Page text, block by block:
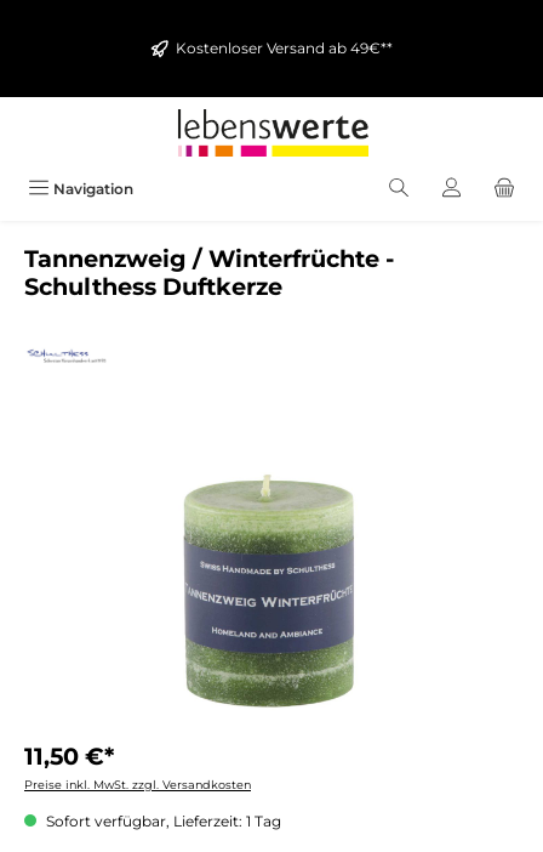
Kostenloser Versand ab 49€**
Navigation
Tannenzweig / Winterfrüchte -
Schulthess Duftkerze
11,50 €*
Preise inkl. MwSt. zzgl. Versandkosten
Sofort verfügbar, Lieferzeit: 1 Tag